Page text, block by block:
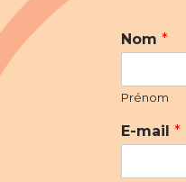
Nom*
Prénom
E-mail*